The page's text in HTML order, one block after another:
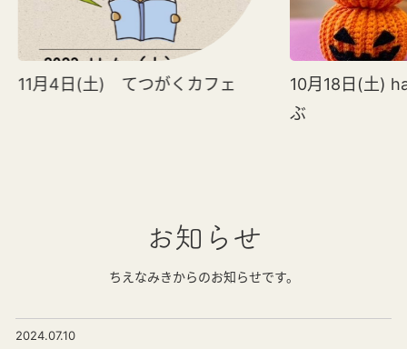
11月4日(土) てつがくカフェ
10月18日(土)
ぶ
お知らせ
ちえなみきからのお知らせです。
2024.07.10